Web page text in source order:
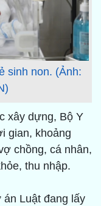
sinh non. (Ảnh:
xây dựng, Bộ Y
gian, khoảng
chồng, cá nhân,
thu nhập.
Luật đang lấy